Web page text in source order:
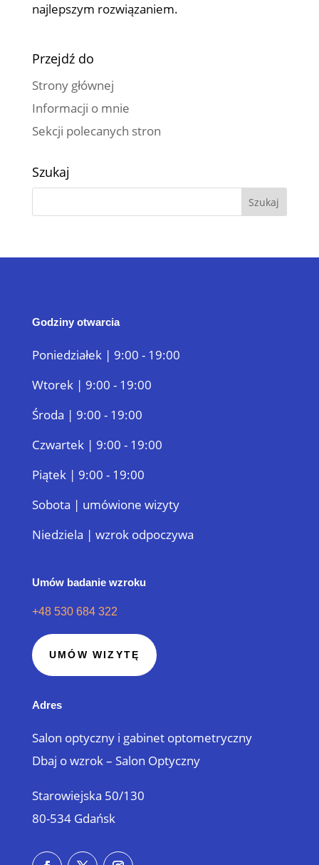
najlepszym rozwiązaniem.
Przejdź do
Strony głównej
Informacji o mnie
Sekcji polecanych stron
Szukaj
Godziny otwarcia
Poniedziałek | 9:00 - 19:00
Wtorek | 9:00 - 19:00
Środa | 9:00 - 19:00
Czwartek | 9:00 - 19:00
Piątek | 9:00 - 19:00
Sobota | umówione wizyty
Niedziela | wzrok odpoczywa
Umów badanie wzroku
+48 530 684 322
UMÓW WIZYTĘ
Adres
Salon optyczny i gabinet optometryczny
Dbaj o wzrok – Salon Optyczny
Starowiejska 50/130
80-534 Gdańsk